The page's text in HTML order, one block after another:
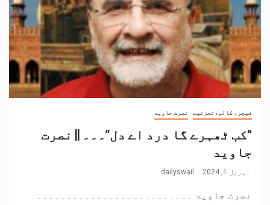
فیچر، کالم،تجزئیے نصرت جاوید
"کب ٹھہرے گا درد اے دل”۔۔۔ || نصرت
جاوید
اپریل 1, 2024 dailyswail
نصرت جاوید ۔۔۔۔۔۔۔۔۔۔۔۔۔۔۔۔۔۔۔۔۔۔۔۔۔۔